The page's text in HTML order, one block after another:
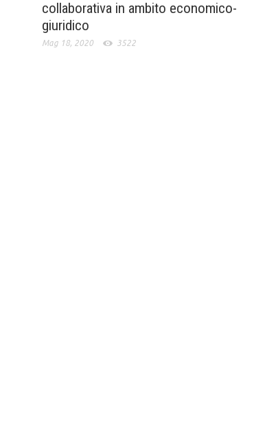
collaborativa in ambito economico-
giuridico
Mag 18, 2020 3522